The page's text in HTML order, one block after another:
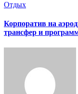
Отдых
Корпоратив на
трансфер и